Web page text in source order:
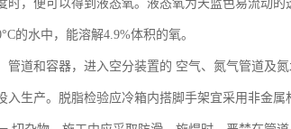
时，便可以得到液态氧。液态氧为天蓝色易流动
的水中，能溶解4.9%体积的氧。
管道和容器，进入空分装置的 空气、氮气管道及
入生产。脱脂检验应冷箱内搭脚手架宜采用非金